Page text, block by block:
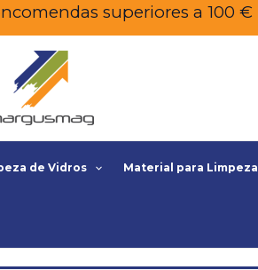
superiores a 100 €
de Vidros Material para Limpeza